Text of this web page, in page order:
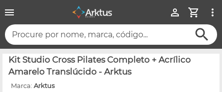
Procure por nome, marca, código...
Kit Studio Cross Pilates Completo + Acrílico
Amarelo Translúcido - Arktus
Marca: Arktus